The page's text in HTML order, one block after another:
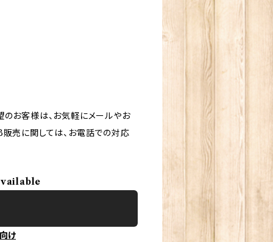
お客様は、お気軽にメールやお
売に関しては、お電話での対応
け